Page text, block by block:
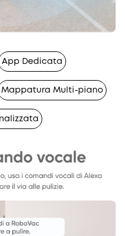
App Dedicata
Mappatura Multi-piano